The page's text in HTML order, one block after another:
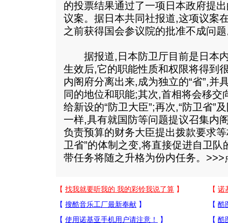
的投票结果通过了一项日本政府提
议案。据日本共同社报道,这项议案
之前获得国会参议院的批准不成问
据报道,日本防卫厅目前是日本内
生效后,它的职能性质和权限将得到
内阁府分离出来,成为独立的“省”,并
同的地位和职能;其次,首相将会移交
给新设的“防卫大臣”;再次,“防卫省”
一样,具有就国防等问题提议召集内
负责预算的财务大臣提出拨款要求
卫省”的体制之变,将直接促进自卫
带任务将随之升格为份内任务。>>>